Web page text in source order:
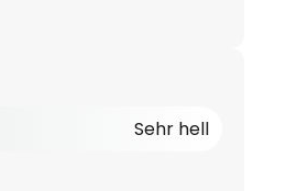
Sehr hell